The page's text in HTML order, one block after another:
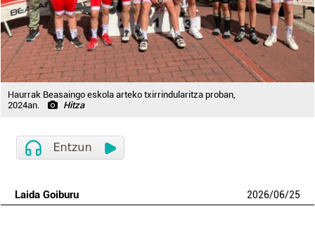
Haurrak Beasaingo eskola arteko txirrindularitza proban,
2024an.
Hitza
Laida Goiburu 2026/06/25